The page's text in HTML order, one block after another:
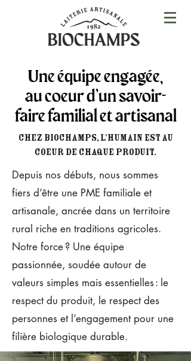
Une équipe engagée,
au coeur d’un savoir-
faire familial et artisanal
CHEZ BIOCHAMPS, L'HUMAIN EST AU
COEUR DE CHAQUE PRODUIT.
Depuis nos débuts, nous sommes
fiers d’être une PME familiale et
artisanale, ancrée dans un territoire
rural riche en traditions agricoles.
Notre force ? Une équipe
passionnée, soudée autour de
valeurs simples mais essentielles : le
respect du produit, le respect des
personnes et l’engagement pour une
filière biologique durable.